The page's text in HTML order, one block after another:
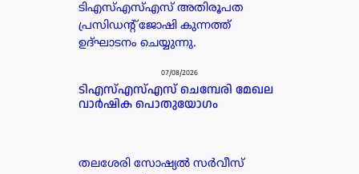
ടിഎസ്എസ്എസ് അതിരൂപത
പ്രസിഡൻ്റ് ജോഷി കുന്നത്ത്
ഉദ്ഘാടനം ചെയ്യുന്നു.
07/08/2026
ടിഎസ്എസ്എസ് ചെമ്പേരി മേഖല
വാർഷിക പൊതുയോഗം
തലശേരി സോഷ്യൽ സർവീസ്